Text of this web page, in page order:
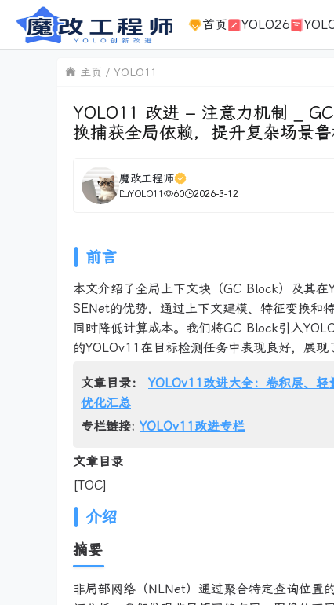
首页 YOLO26
主页 YOLO11
YOLO11 改进 – 注意力机制 _
换捕获全局依赖，提升复杂场景
魔改工程师
YOLO11 60 2026-3-12
前言
本文介绍了全局上下文块（GC Block）及其
SENet的优势，通过上下文建模、特征变换和
同时降低计算成本。我们将GC Block引入
的YOLOv11在目标检测任务中表现良好，展现
文章目录： YOLOv11改进大全：卷积层、
优化汇总
专栏链接: YOLOv11改进专栏
文章目录
[TOC]
介绍
摘要
非局部网络（NLNet）通过聚合特定查询位置